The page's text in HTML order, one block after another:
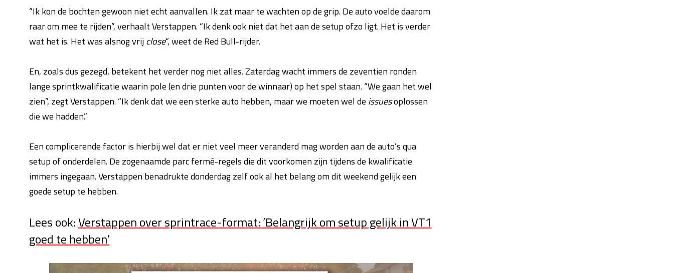
“Ik kon de bochten gewoon niet echt aanvallen. Ik zat maar te wachten op de grip. De auto voelde daarom
raar om mee te rijden”, verhaalt Verstappen. “Ik denk ook niet dat het aan de setup ofzo ligt. Het is verder
wat het is. Het was alsnog vrijclose“, weet de Red Bull-rijder.
En, zoals dus gezegd, betekent het verder nog niet alles. Zaterdag wacht immers de zeventien ronden
lange sprintkwalificatie waarin pole (en drie punten voor de winnaar) op het spel staan. “We gaan het wel
zien”, zegt Verstappen. “Ik denk dat we een sterke auto hebben, maar we moeten wel de issuesoplossen
die we hadden.”
Een complicerende factor is hierbij wel dat er niet veel meer veranderd mag worden aan de auto’s qua
setup of onderdelen. De zogenaamde parc fermé-regels die dit voorkomen zijn tijdens de kwalificatie
immers ingegaan. Verstappen benadrukte donderdag zelf ook al het belang om dit weekend gelijk een
goede setup te hebben.
Lees ook:Verstappen over sprintrace-format: ‘Belangrijk om setup gelijk in VT1
goed te hebben’